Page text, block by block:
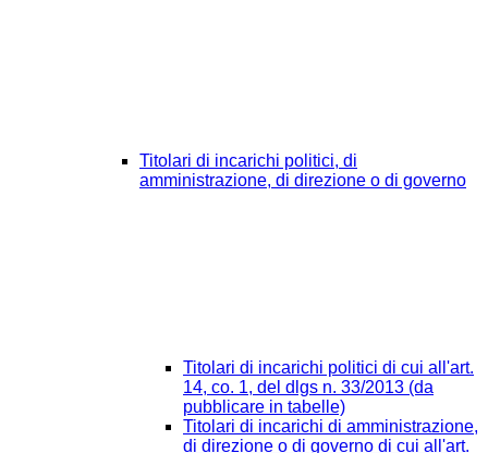
Titolari di incarichi politici, di
amministrazione, di direzione o di governo
Titolari di incarichi politici di cui all'art.
14, co. 1, del dlgs n. 33/2013 (da
pubblicare in tabelle)
Titolari di incarichi di amministrazione,
di direzione o di governo di cui all'art.